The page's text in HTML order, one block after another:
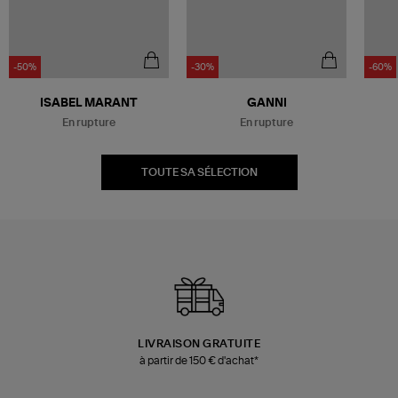
-50%
En rupture
ISABEL MARANT
-30%
En rupture
GANNI
-60%
TOUTE SA SÉLECTION
LIVRAISON GRATUITE
à partir de 150 € d'achat*